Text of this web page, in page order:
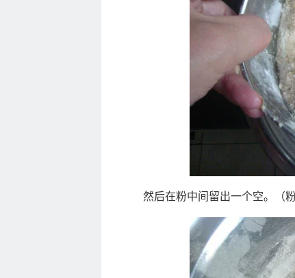
然后在粉中间留出一个空。（